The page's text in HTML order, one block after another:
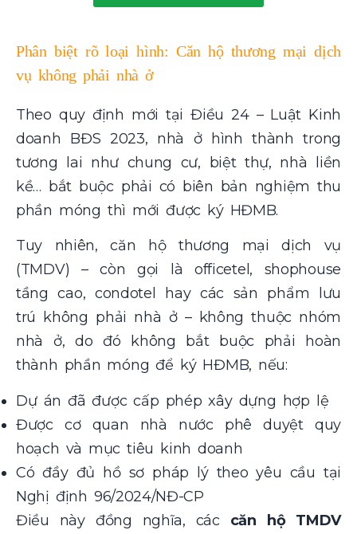
Phân biệt rõ loại hình: Căn hộ thương mại dịch
vụ không phải nhà ở
Theo quy định mới tại Điều 24 – Luật Kinh
doanh BĐS 2023, nhà ở hình thành trong
tương lai như chung cư, biệt thự, nhà liền
kề… bắt buộc phải có biên bản nghiệm thu
phần móng thì mới được ký HĐMB.
Tuy nhiên, căn hộ thương mại dịch vụ
(TMDV) – còn gọi là officetel, shophouse
tầng cao, condotel hay các sản phẩm lưu
trú không phải nhà ở – không thuộc nhóm
nhà ở, do đó không bắt buộc phải hoàn
thành phần móng để ký HĐMB, nếu:
Dự án đã được cấp phép xây dựng hợp lệ
Được cơ quan nhà nước phê duyệt quy
hoạch và mục tiêu kinh doanh
Có đầy đủ hồ sơ pháp lý theo yêu cầu tại
Nghị định 96/2024/NĐ-CP
Điều này đồng nghĩa, các căn hộ TMDV